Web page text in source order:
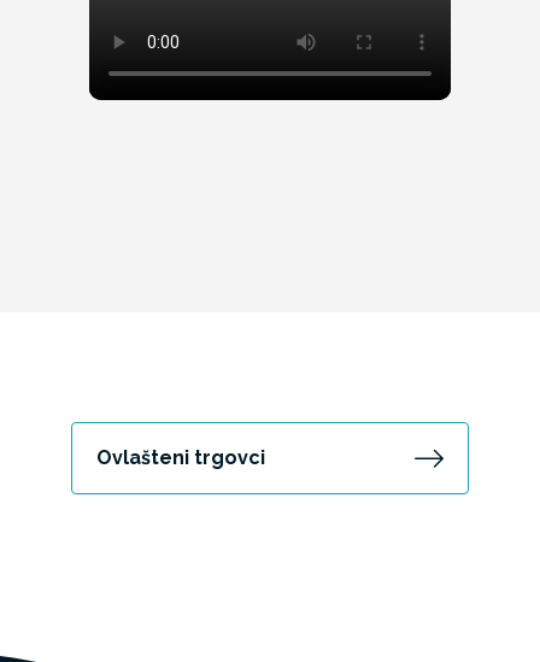
Ovlašteni trgovci